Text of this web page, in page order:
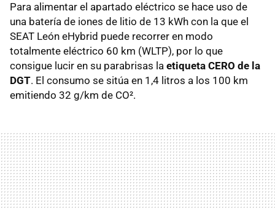
Para alimentar el apartado eléctrico se hace uso de
una batería de iones de litio de 13 kWh con la que el
SEAT León eHybrid puede recorrer en modo
totalmente eléctrico 60 km (WLTP), por lo que
consigue lucir en su parabrisas la etiqueta CERO de la
DGT. El consumo se sitúa en 1,4 litros a los 100 km
emitiendo 32 g/km de CO².